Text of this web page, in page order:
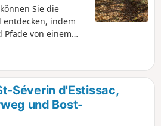
Sie die
entdecken, indem
Pfade von einem
benutzen. Die
ohne
mit gelben
Séverin d'Estissac,
und Bost-